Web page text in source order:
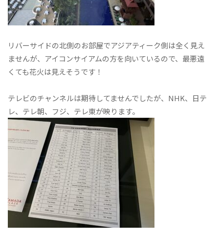
リバーサイドの北側のお部屋でアジアティーク側は全く見え
ませんが、アイコンサイアムの方を向いているので、最悪遠
くても花火は見えそうです！
テレビのチャンネルは期待してませんでしたが、NHK、日テ
レ、テレ朝、フジ、テレ東が映ります。